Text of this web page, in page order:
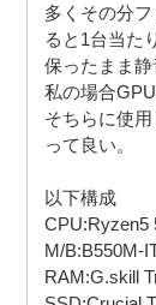
多くその分
ると1台当た
保ったまま静
私の場合
そちらに使
って良い。
以下構成
CPU:Ryzen5
M/B:B550M-
RAM:G.skill